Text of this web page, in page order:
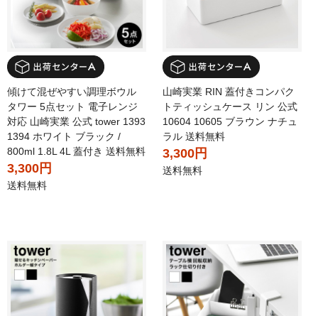
傾けて混ぜやすい調理ボウル
タワー 5点セット 電子レンジ
対応 山崎実業 公式 tower 1393
1394 ホワイト ブラック /
800ml 1.8L 4L 蓋付き 送料無料
3,300円
送料無料
山崎実業 RIN 蓋付きコンパク
トティッシュケース リン 公式
10604 10605 ブラウン ナチュ
ラル 送料無料
3,300円
送料無料